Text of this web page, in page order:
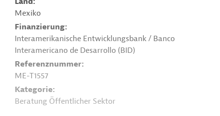
Mexiko
Finanzierung
Interamerikanische Entwicklungsbank / Banco
Interamericano de Desarrollo (BID)
Referenznummer
ME-T1557
Kategorie
Beratung Öffentlicher Sektor